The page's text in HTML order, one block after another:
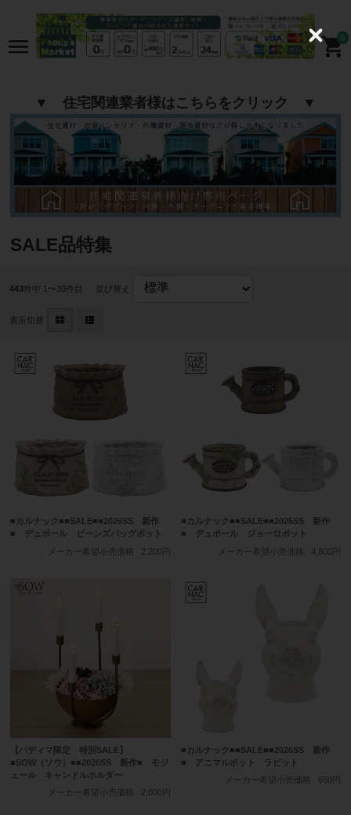
0
▼ 住宅関連業者様はこちらをクリック ▼
SALE品特集
443件中 1〜30件目 並び替え
表示切替
■カルナック■■SALE■■2026SS 新作
■ デュポール ビーンズバッグポット
メーカー希望小売価格
2,200円
■カルナック■■SALE■■2026SS 新作
■ デュポール ジョーロポット
メーカー希望小売価格
4,800円
【パディマ限定 特別SALE】
■SOW（ソウ）■■2026SS 新作■ モジ
ュール キャンドルホルダー
メーカー希望小売価格
2,000円
■カルナック■■SALE■■2026SS 新作
■ アニマルポット ラビット
メーカー希望小売価格
650円
C